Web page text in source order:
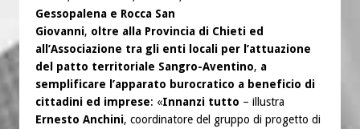
Gessopalena e Rocca San
Giovanni, oltre alla Provincia di Chieti ed
all’Associazione tra gli enti locali per l’attuazione
del patto territoriale Sangro-Aventino, a
semplificare l’apparato burocratico a beneficio di
cittadini ed imprese: «Innanzi tutto – illustra
Ernesto Anchini, coordinatore del gruppo di progetto di